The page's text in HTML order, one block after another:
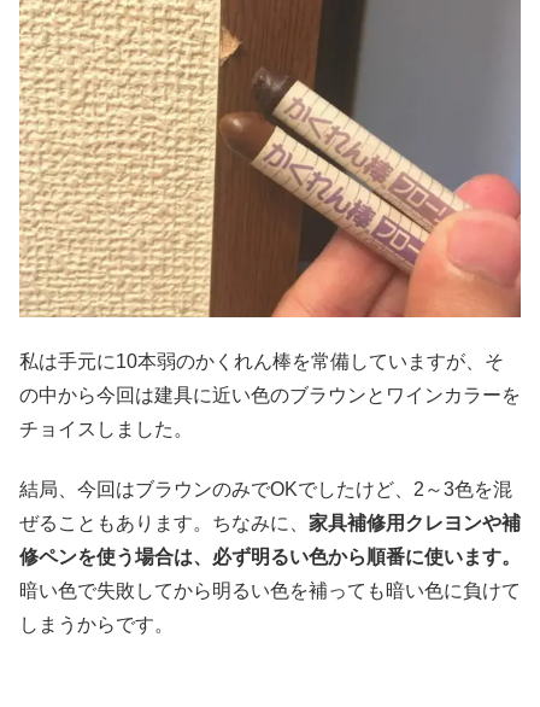
私は手元に10本弱のかくれん棒を常備していますが、そ
の中から今回は建具に近い色のブラウンとワインカラーを
チョイスしました。
結局、今回はブラウンのみでOKでしたけど、2～3色を混
ぜることもあります。ちなみに、 家具補修用クレヨンや補
修ペンを使う場合は、必ず明るい色から順番に使います。
暗い色で失敗してから明るい色を補っても暗い色に負けて
しまうからです。